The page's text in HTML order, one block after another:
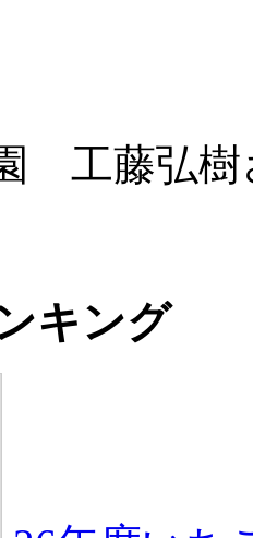
工藤弘樹
キング